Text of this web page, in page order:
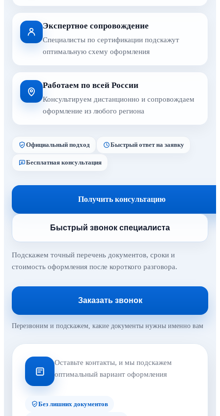
Экспертное сопровождение
Специалисты по сертификации подскажут
оптимальную схему оформления
Работаем по всей России
Консультируем дистанционно и сопровождаем
оформление из любого региона
Официальный подход Быстрый ответ на заявку
Бесплатная консультация
Получить консультацию
Быстрый звонок специалиста
Подскажем точный перечень документов, сроки и
стоимость оформления после короткого разговора.
Заказать звонок
Перезвоним и подскажем, какие документы нужны именно вам
Оставьте контакты, и мы подскажем
оптимальный вариант оформления
Без лишних документов